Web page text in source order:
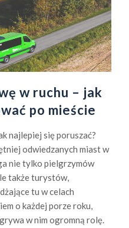
w ruchu – jak
po mieście
najlepiej się poruszać?
odwiedzanych miast w
nie tylko pielgrzymów
także turystów,
tu w celach
o każdej porze roku,
w nim ogromną rolę.